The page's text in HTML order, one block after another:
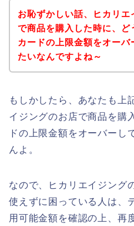
お恥ずかしい話、ヒカリエ
で商品を購入した時に、ど
カードの上限金額をオーバ
たいなんですよね～
もしかしたら、あなたも上
イジングのお店で商品を購
ドの上限金額をオーバーし
んよ。
なので、ヒカリエイジング
使えずに困っている人は、
用可能金額を確認の上、再